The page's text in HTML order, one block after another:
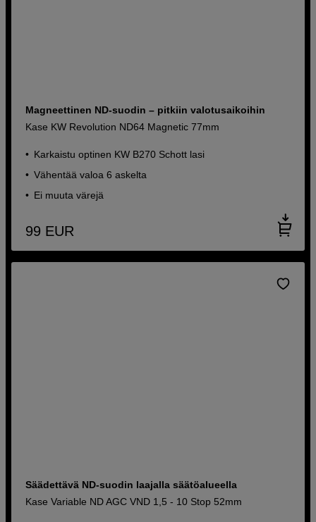
Magneettinen ND-suodin – pitkiin valotusaikoihin
Kase KW Revolution ND64 Magnetic 77mm
Karkaistu optinen KW B270 Schott lasi
Vähentää valoa 6 askelta
Ei muuta värejä
99 EUR
Säädettävä ND-suodin laajalla säätöalueella
Kase Variable ND AGC VND 1,5 - 10 Stop 52mm